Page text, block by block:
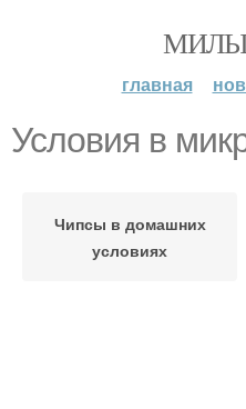
главная
Условия в
Чипсы в домашних
условиях